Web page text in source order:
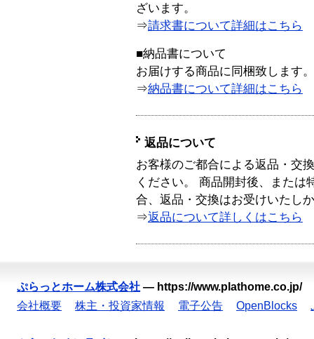
ざいます。
⇒請求書について詳細はこちら
■納品書について
お届けする商品に同梱致します。
⇒納品書について詳細はこちら
返品について
お客様のご都合による返品・交
ください。 商品開封後、または
合、返品・交換はお受けいたし
⇒返品について詳しくはこちら
ぷらっとホーム株式会社 — https://www.plathome.co.jp/
会社概要
株主・投資家情報 電子公告 OpenBlocks